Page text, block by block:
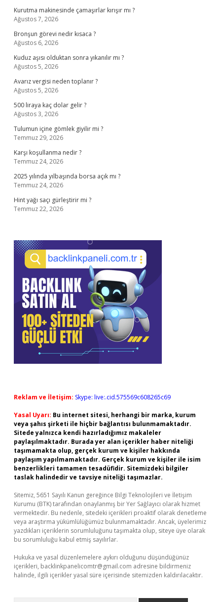
Kurutma makinesinde çamaşırlar kırışır mı ?
Ağustos 7, 2026
Bronşun görevi nedir kısaca ?
Ağustos 6, 2026
Kuduz aşısı olduktan sonra yıkanılır mı ?
Ağustos 5, 2026
Avarız vergisi neden toplanır ?
Ağustos 5, 2026
500 liraya kaç dolar gelir ?
Ağustos 3, 2026
Tulumun içine gömlek giyilir mi ?
Temmuz 29, 2026
Karşı koşullanma nedir ?
Temmuz 24, 2026
2025 yılında yılbaşında borsa açık mı ?
Temmuz 24, 2026
Hint yağı saçı gürleştirir mi ?
Temmuz 22, 2026
Reklam ve İletişim: Skype: live:.cid.575569c608265c69
Yasal Uyarı: Bu internet sitesi, herhangi bir marka, kurum
veya şahıs şirketi ile hiçbir bağlantısı bulunmamaktadır.
Sitede yalnızca kendi hazırladığımız makaleler
paylaşılmaktadır. Burada yer alan içerikler haber niteliği
taşımamakta olup, gerçek kurum ve kişiler hakkında
paylaşım yapılmamaktadır. Gerçek kurum ve kişiler ile isim
benzerlikleri tamamen tesadüfidir. Sitemizdeki bilgiler
taslak halindedir ve tavsiye niteliği taşımazlar.
Sitemiz, 5651 Sayılı Kanun gereğince Bilgi Teknolojileri ve İletişim
Kurumu (BTK) tarafından onaylanmış bir Yer Sağlayıcı olarak hizmet
vermektedir. Bu nedenle, sitedeki içerikleri proaktif olarak denetleme
veya araştırma yükümlülüğümüz bulunmamaktadır. Ancak, üyelerimiz
yazdıkları içeriklerin sorumluluğunu taşımakta olup, siteye üye olarak
bu sorumluluğu kabul etmiş sayılırlar.
Hukuka ve yasal düzenlemelere aykırı olduğunu düşündüğünüz
içerikleri, backlinkpanelicomtr@gmail.com adresine bildirmeniz
halinde, ilgili içerikler yasal süre içerisinde sitemizden kaldırılacaktır.